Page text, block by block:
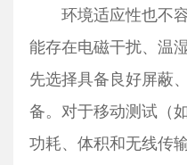
环境适应性也不容
能存在电磁干扰、温
先选择具备良好屏蔽
备。对于移动测试（
功耗、体积和无线传输